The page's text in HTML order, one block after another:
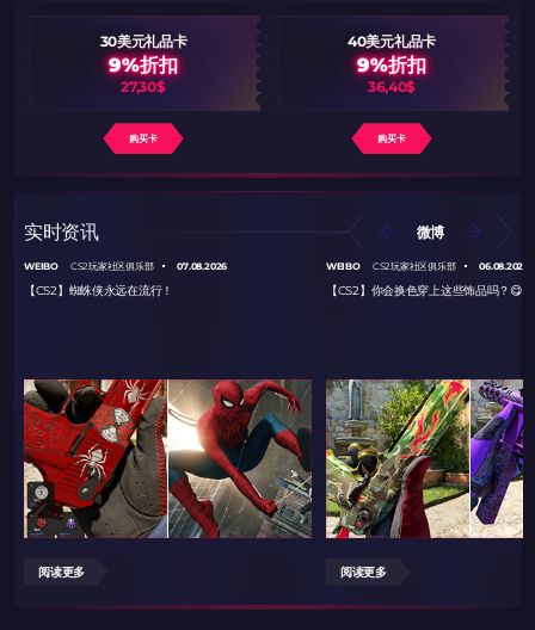
30美元礼品卡
9%折扣
27,30$
购买卡
40美元礼品卡
9%折扣
36,40$
购买卡
实时资讯 微博
WEIBO CS2玩家社区俱乐部 07.08.2026
【CS2】蜘蛛侠永远在流行！
阅读更多
WEIBO CS2玩家社区俱乐部 06.08.2026
【CS2】你会换色穿上这些饰品吗？😋
阅读更多